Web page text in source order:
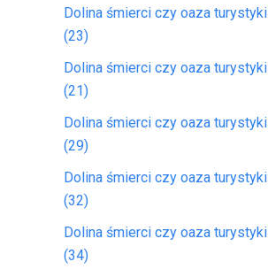
Dolina śmierci czy oaza turystyki
(23)
Dolina śmierci czy oaza turystyki
(21)
Dolina śmierci czy oaza turystyki
(29)
Dolina śmierci czy oaza turystyki
(32)
Dolina śmierci czy oaza turystyki
(34)